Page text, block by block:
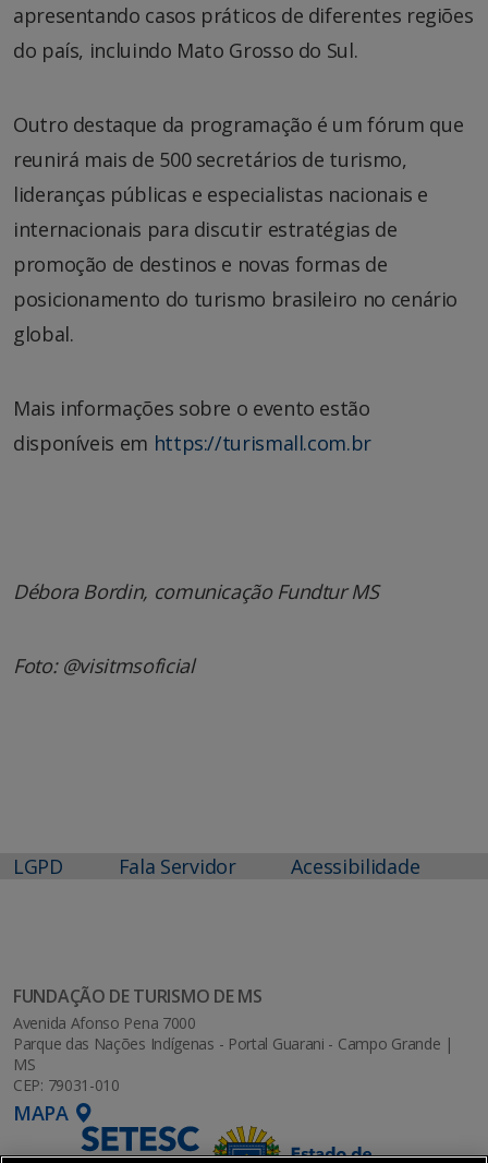
apresentando casos práticos de diferentes regiões
do país, incluindo Mato Grosso do Sul.
Outro destaque da programação é um fórum que
reunirá mais de 500 secretários de turismo,
lideranças públicas e especialistas nacionais e
internacionais para discutir estratégias de
promoção de destinos e novas formas de
posicionamento do turismo brasileiro no cenário
global.
Mais informações sobre o evento estão
disponíveis em https://turismall.com.br
Débora Bordin, comunicação Fundtur MS
Foto: @visitmsoficial
LGPD Fala Servidor Acessibilidade
FUNDAÇÃO DE TURISMO DE MS
Avenida Afonso Pena 7000
Parque das Nações Indígenas - Portal Guarani - Campo Grande |
MS
CEP: 79031-010
MAPA